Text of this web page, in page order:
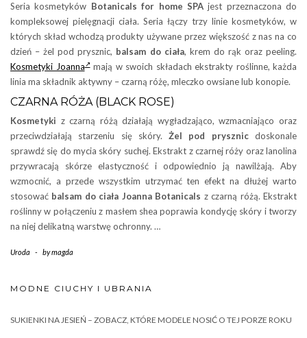
Seria kosmetyków Botanicals for home SPAjest przeznaczona do
kompleksowej pielęgnacji ciała. Seria łączy trzy linie kosmetyków, w
których skład wchodzą produkty używane przez większość z nas na co
dzień – żel pod prysznic, balsam do ciała, krem do rąk oraz peeling.
Kosmetyki Joanna mają w swoich składach ekstrakty roślinne, każda
linia ma składnik aktywny – czarną różę, mleczko owsiane lub konopie.
CZARNA RÓŻA (BLACK ROSE)
Kosmetyki z czarną różą działają wygładzająco, wzmacniająco oraz
przeciwdziałają starzeniu się skóry. Żel pod prysznicdoskonale
sprawdź się do mycia skóry suchej. Ekstrakt z czarnej róży oraz lanolina
przywracają skórze elastyczność i odpowiednio ją nawilżają. Aby
wzmocnić, a przede wszystkim utrzymać ten efekt na dłużej warto
stosować balsam do ciała Joanna Botanicals z czarną różą. Ekstrakt
roślinny w połączeniu z masłem shea poprawia kondycję skóry i tworzy
na niej delikatną warstwę ochronny. …
Uroda - bymagda
MODNE CIUCHY I UBRANIA
SUKIENKI NA JESIEŃ – ZOBACZ, KTÓRE MODELE NOSIĆ O TEJ PORZE ROKU